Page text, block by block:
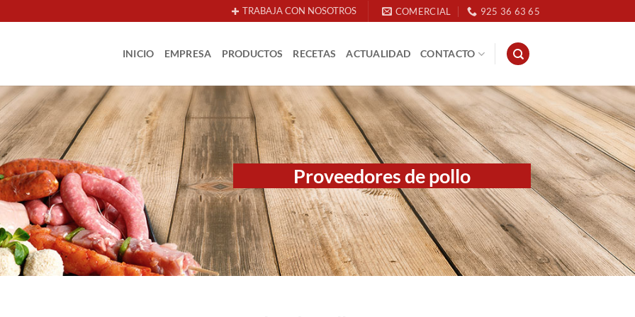
TRABAJA CON NOSOTROS COMERCIAL 925 36 63 65
INICIO EMPRESA PRODUCTOS RECETAS ACTUALIDAD CONTACTO
Proveedores de pollo